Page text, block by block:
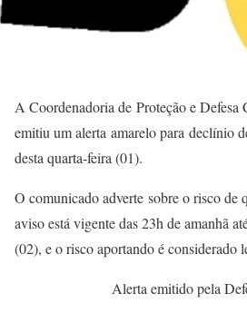
A Coordenadoria de Proteção e
emitiu um alerta amarelo para declínio
desta quarta-feira (01).
O comunicado adverte sobre o risco de
aviso está vigente das 23h de amanhã
(02), e o risco aportando é considerado
Alerta emitido pela